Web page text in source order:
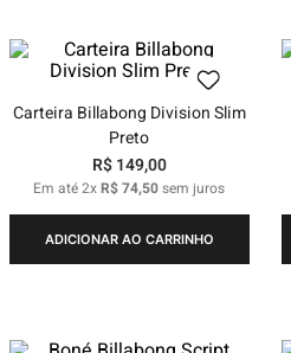
Carteira Billabong Division Slim
Preto
R$ 149,00
Em até2xR$74,50sem juros
ADICIONAR AO CARRINHO